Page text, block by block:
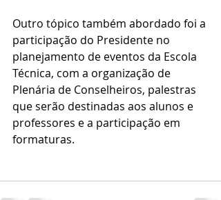
Outro tópico também abordado foi a
participação do Presidente no
planejamento de eventos da Escola
Técnica, com a organização de
Plenária de Conselheiros, palestras
que serão destinadas aos alunos e
professores e a participação em
formaturas.